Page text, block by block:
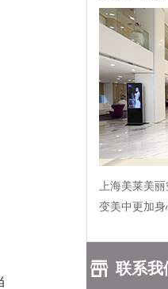
上海美莱美
变美中更加身
联系我